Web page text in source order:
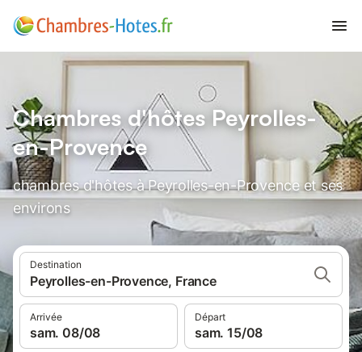
Chambres d'hôtes Peyrolles-
en-Provence
chambres d'hôtes à Peyrolles-en-Provence et ses
environs
Destination
Peyrolles-en-Provence, France
Arrivée
sam. 08/08
Départ
sam. 15/08